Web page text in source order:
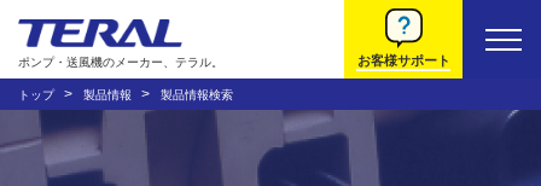
ポンプ・送風機のメーカー、テラル。 お客様サポート
トップ 製品情報 製品情報検索